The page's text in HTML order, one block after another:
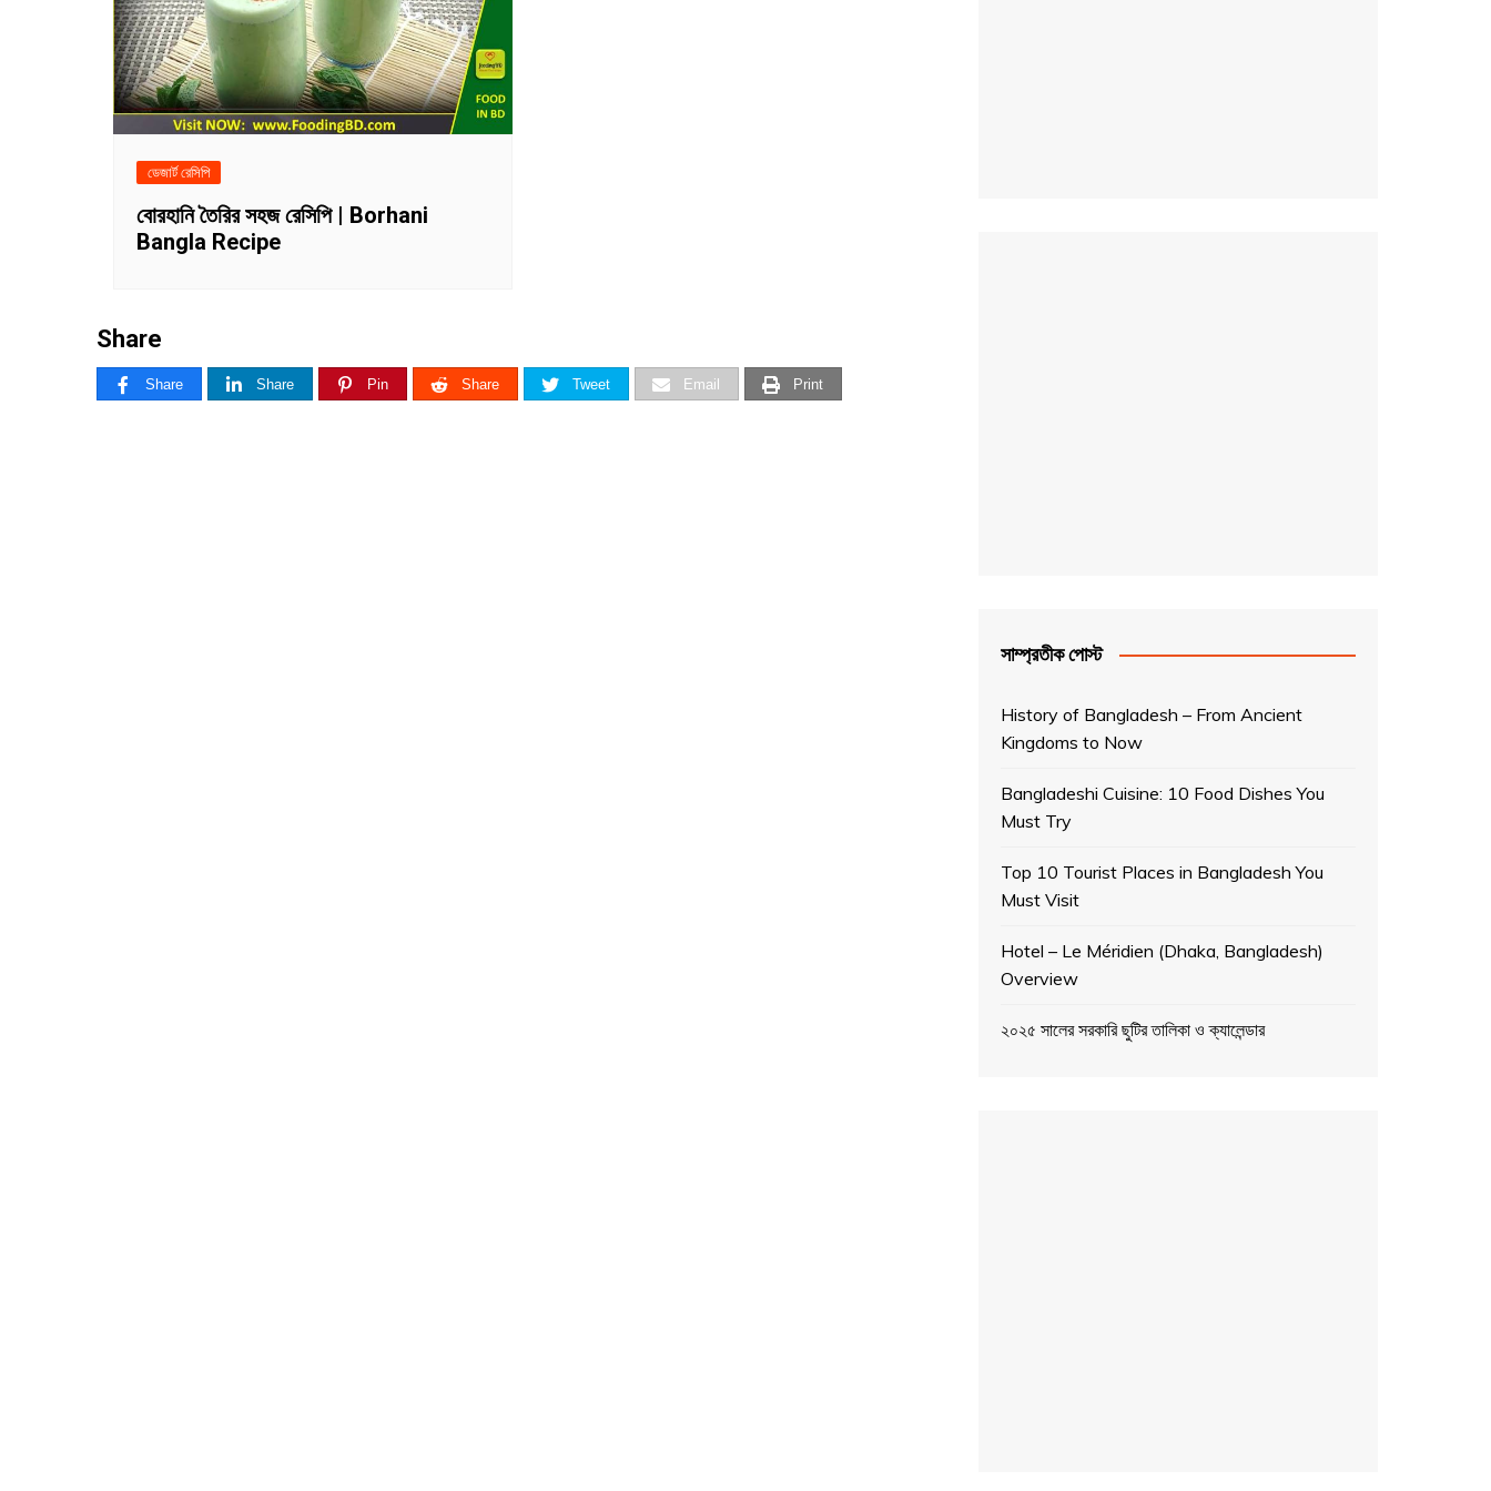
ডেজার্ট রেসিপি
বোরহানি তৈরির সহজ রেসিপি | Borhani
Bangla Recipe
Share
Share Share Pin Share Tweet Email Print
সাম্প্রতীক পোস্ট
History of Bangladesh – From Ancient
Kingdoms to Now
Bangladeshi Cuisine: 10 Food Dishes You
Must Try
Top 10 Tourist Places in Bangladesh You
Must Visit
Hotel – Le Méridien (Dhaka, Bangladesh)
Overview
২০২৫ সালের সরকারি ছুটির তালিকা ও ক্যালেন্ডার